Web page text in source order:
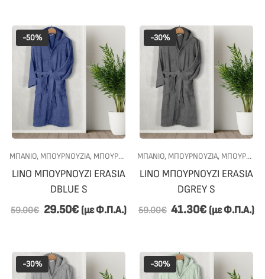
-50%
ΜΠΑΝΙΟ, ΜΠΟΥΡΝΟΎΖΙΑ, ΜΠΟΥΡΝΟΎΖΙΑ ΜΕ ΚΟΥΚΟΎΛΑ ,ΠΡΟΣΦΟΡΕΣ
LINO ΜΠΟΥΡΝΟΥΖΙ ERASIA
DBLUE S
59.00€ 29.50€ (με Φ.Π.Α.)
-30%
ΜΠΑΝΙΟ, ΜΠΟΥΡΝΟΎΖΙΑ, ΜΠΟΥΡΝΟΎΖΙΑ ΜΕ ΚΟΥΚΟΎΛΑ
LINO ΜΠΟΥΡΝΟΥΖΙ ERASIA
DGREY S
59.00€ 41.30€ (με Φ.Π.Α.)
-30% -30%